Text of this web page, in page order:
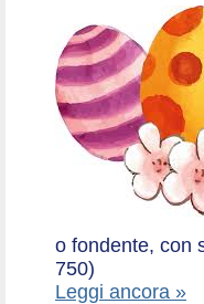
o fondente, con
750)
Leggi ancora »